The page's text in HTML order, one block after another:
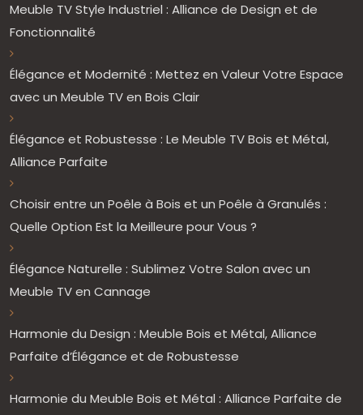
Meuble TV Style Industriel : Alliance de Design et de
Fonctionnalité
Élégance et Modernité : Mettez en Valeur Votre Espace
avec un Meuble TV en Bois Clair
Élégance et Robustesse : Le Meuble TV Bois et Métal,
Alliance Parfaite
Choisir entre un Poêle à Bois et un Poêle à Granulés :
Quelle Option Est la Meilleure pour Vous ?
Élégance Naturelle : Sublimez Votre Salon avec un
Meuble TV en Cannage
Harmonie du Design : Meuble Bois et Métal, Alliance
Parfaite d’Élégance et de Robustesse
Harmonie du Meuble Bois et Métal : Alliance Parfaite de